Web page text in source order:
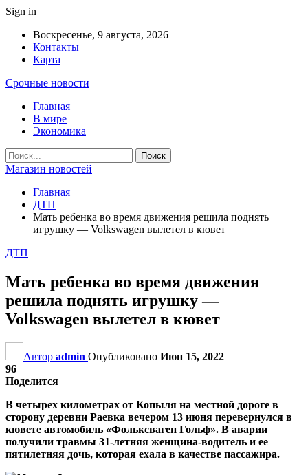
Sign in
Воскресенье, 9 августа, 2026
Контакты
Карта
Срочные новости
Главная
В мире
Экономика
Магазин новостей
Главная
ДТП
Мать ребенка во время движения решила поднять
игрушку — Volkswagen вылетел в кювет
ДТП
Мать ребенка во время движения
решила поднять игрушку —
Volkswagen вылетел в кювет
Автор admin Опубликовано Июн 15, 2022
96
Поделится
В четырех километрах от Копыля на местной дороге в
сторону деревни Раевка вечером 13 июня перевернулся в
кювете автомобиль «Фольксваген Гольф». В аварии
получили травмы 31-летняя женщина-водитель и ее
пятилетняя дочь, которая ехала в качестве пассажира.